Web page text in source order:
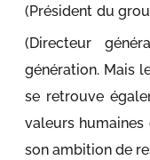
(Président du
(Directeur
génération. Mais
se retrouve
valeurs humaines
son ambition de